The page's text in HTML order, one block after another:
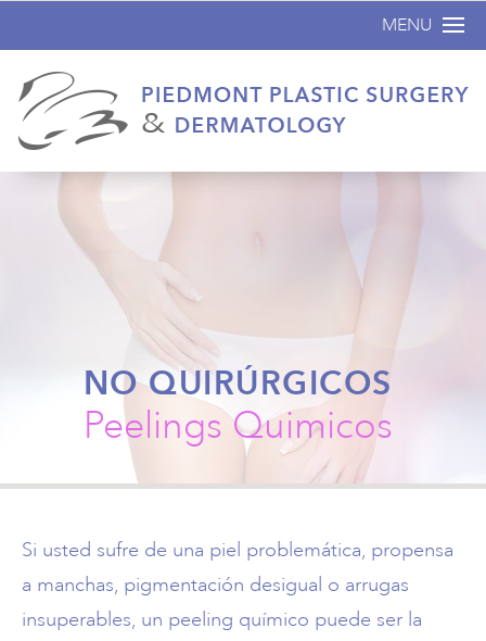
MENU
NO QUIRÚRGICOS
Peelings Quimicos
Si usted sufre de una piel problemática, propensa
a manchas, pigmentación desigual o arrugas
insuperables, un peeling químico puede ser la
Inicio
No Quirúrgicos
Antes y